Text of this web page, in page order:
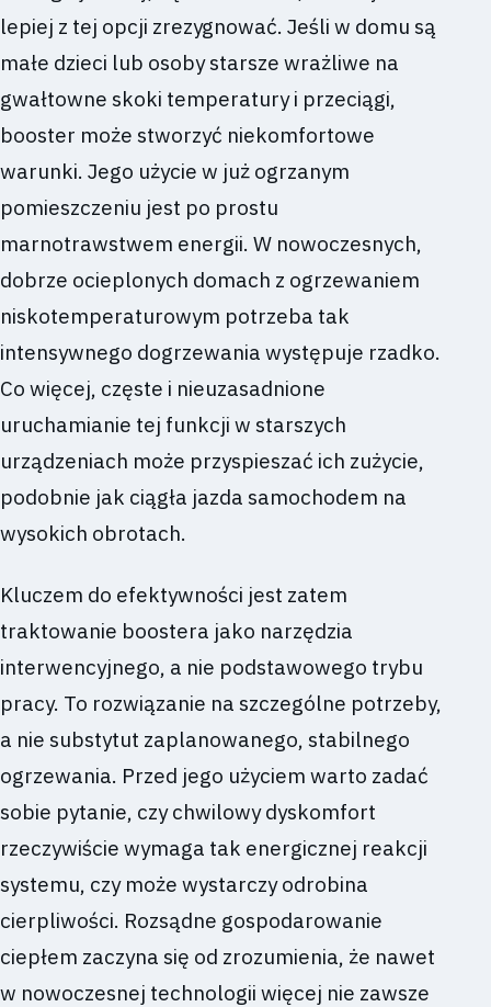
lepiej z tej opcji zrezygnować. Jeśli w domu są
małe dzieci lub osoby starsze wrażliwe na
gwałtowne skoki temperatury i przeciągi,
booster może stworzyć niekomfortowe
warunki. Jego użycie w już ogrzanym
pomieszczeniu jest po prostu
marnotrawstwem energii. W nowoczesnych,
dobrze ocieplonych domach z ogrzewaniem
niskotemperaturowym potrzeba tak
intensywnego dogrzewania występuje rzadko.
Co więcej, częste i nieuzasadnione
uruchamianie tej funkcji w starszych
urządzeniach może przyspieszać ich zużycie,
podobnie jak ciągła jazda samochodem na
wysokich obrotach.
Kluczem do efektywności jest zatem
traktowanie boostera jako narzędzia
interwencyjnego, a nie podstawowego trybu
pracy. To rozwiązanie na szczególne potrzeby,
a nie substytut zaplanowanego, stabilnego
ogrzewania. Przed jego użyciem warto zadać
sobie pytanie, czy chwilowy dyskomfort
rzeczywiście wymaga tak energicznej reakcji
systemu, czy może wystarczy odrobina
cierpliwości. Rozsądne gospodarowanie
ciepłem zaczyna się od zrozumienia, że nawet
w nowoczesnej technologii więcej nie zawsze